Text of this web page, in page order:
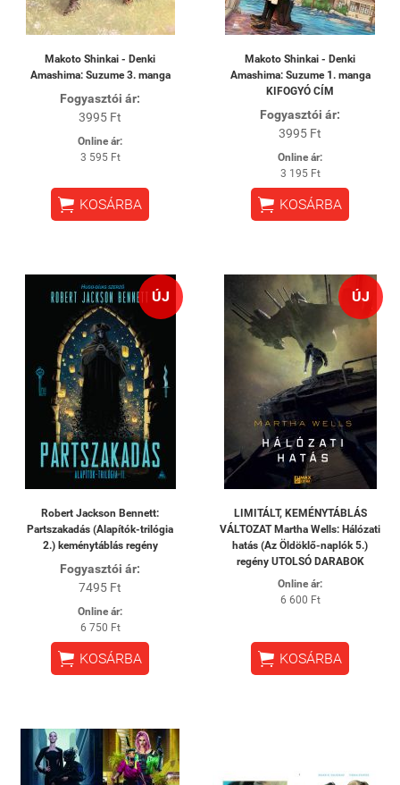
Makoto Shinkai - Denki
Amashima: Suzume 3. manga
Fogyasztói ár:
3995 Ft
Online ár:
3 595 Ft
 KOSÁRBA
Makoto Shinkai - Denki
Amashima: Suzume 1. manga
KIFOGYÓ CÍM
Fogyasztói ár:
3995 Ft
Online ár:
3 195 Ft
 KOSÁRBA
ÚJ
Robert Jackson Bennett:
Partszakadás (Alapítók-trilógia
2.) keménytáblás regény
Fogyasztói ár:
7495 Ft
Online ár:
6 750 Ft
 KOSÁRBA
ÚJ
LIMITÁLT, KEMÉNYTÁBLÁS
VÁLTOZAT Martha Wells: Hálózati
hatás (Az Öldöklő-naplók 5.)
regény UTOLSÓ DARABOK
Online ár:
6 600 Ft
 KOSÁRBA